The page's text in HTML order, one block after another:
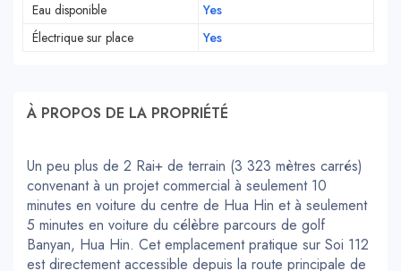
Eau disponible
Yes
Électrique sur place
Yes
À PROPOS DE LA PROPRIÉTÉ
Un peu plus de 2 Rai+ de terrain (3 323 mètres carrés)
convenant à un projet commercial à seulement 10
minutes en voiture du centre de Hua Hin et à seulement
5 minutes en voiture du célèbre parcours de golf
Banyan, Hua Hin. Cet emplacement pratique sur Soi 112
est directement accessible depuis la route principale de